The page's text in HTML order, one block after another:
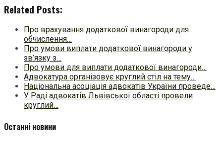
Related Posts:
Про врахування додаткової винагороди для
обчислення…
Про умови виплати додаткової винагороди у
зв’язку з…
Про умови для виплати додаткової винагороди…
Адвокатура організовує круглий стіл на тему…
Національна асоціація адвокатів України проведе…
У Раді адвокатів Львівської області провели
круглий…
Останні новини